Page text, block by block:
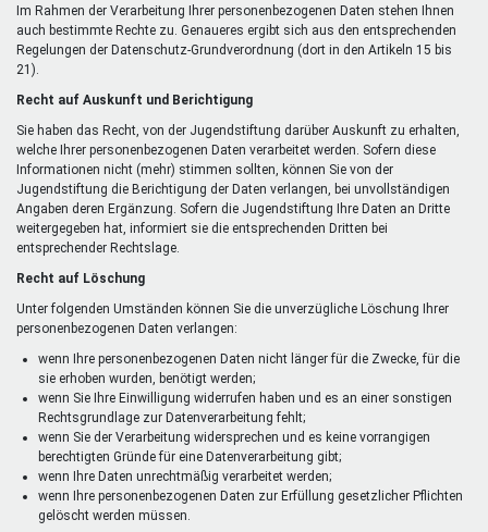
Im Rahmen der Verarbeitung Ihrer personenbezogenen Daten stehen Ihnen
auch bestimmte Rechte zu. Genaueres ergibt sich aus den entsprechenden
Regelungen der Datenschutz-Grundverordnung (dort in den Artikeln 15 bis
21).
Recht auf Auskunft und Berichtigung
Sie haben das Recht, von der Jugendstiftung darüber Auskunft zu erhalten,
welche Ihrer personenbezogenen Daten verarbeitet werden. Sofern diese
Informationen nicht (mehr) stimmen sollten, können Sie von der
Jugendstiftung die Berichtigung der Daten verlangen, bei unvollständigen
Angaben deren Ergänzung. Sofern die Jugendstiftung Ihre Daten an Dritte
weitergegeben hat, informiert sie die entsprechenden Dritten bei
entsprechender Rechtslage.
Recht auf Löschung
Unter folgenden Umständen können Sie die unverzügliche Löschung Ihrer
personenbezogenen Daten verlangen:
wenn Ihre personenbezogenen Daten nicht länger für die Zwecke, für die
sie erhoben wurden, benötigt werden;
wenn Sie Ihre Einwilligung widerrufen haben und es an einer sonstigen
Rechtsgrundlage zur Datenverarbeitung fehlt;
wenn Sie der Verarbeitung widersprechen und es keine vorrangigen
berechtigten Gründe für eine Datenverarbeitung gibt;
wenn Ihre Daten unrechtmäßig verarbeitet werden;
wenn Ihre personenbezogenen Daten zur Erfüllung gesetzlicher Pflichten
gelöscht werden müssen.